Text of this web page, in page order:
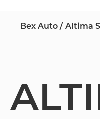
Bex Auto Altima S